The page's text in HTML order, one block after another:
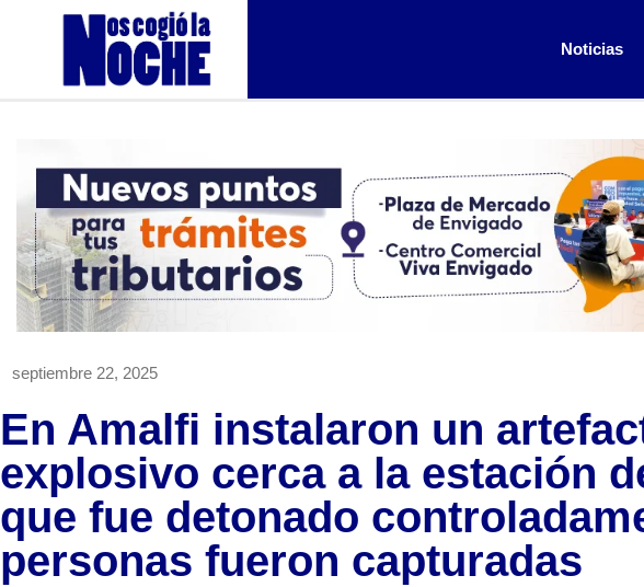
Noticias
septiembre 22, 2025
En Amalfi instalaron un
explosivo cerca a la estación
que fue detonado
personas fueron capturadas